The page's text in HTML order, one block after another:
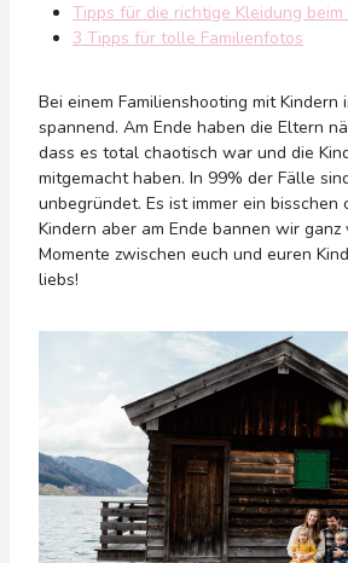
Tipps für die richtige Kleidung beim
3 Tipps für tolle Familienfotos
Bei einem Familienshooting mit
spannend. Am Ende haben die Eltern
dass es total chaotisch war und die
mitgemacht haben. In 99% der Fälle
unbegründet. Es ist immer ein bisschen
Kindern aber am Ende bannen wir ganz
Momente zwischen euch und euren
liebs!